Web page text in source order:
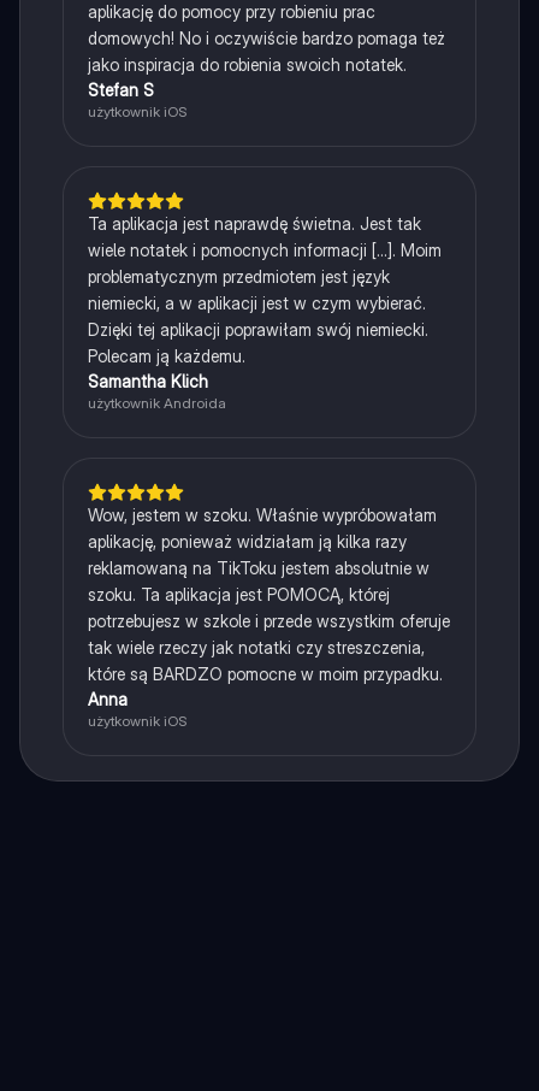
aplikację do pomocy przy robieniu prac
domowych! No i oczywiście bardzo pomaga też
jako inspiracja do robienia swoich notatek.
Stefan S
użytkownik iOS
Ta aplikacja jest naprawdę świetna. Jest tak
wiele notatek i pomocnych informacji [...]. Moim
problematycznym przedmiotem jest język
niemiecki, a w aplikacji jest w czym wybierać.
Dzięki tej aplikacji poprawiłam swój niemiecki.
Polecam ją każdemu.
Samantha Klich
użytkownik Androida
Wow, jestem w szoku. Właśnie wypróbowałam
aplikację, ponieważ widziałam ją kilka razy
reklamowaną na TikToku jestem absolutnie w
szoku. Ta aplikacja jest POMOCĄ, której
potrzebujesz w szkole i przede wszystkim oferuje
tak wiele rzeczy jak notatki czy streszczenia,
które są BARDZO pomocne w moim przypadku.
Anna
użytkownik iOS